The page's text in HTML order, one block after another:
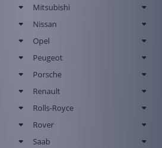
Mitsubishi
Nissan
Opel
Peugeot
Porsche
Renault
Rolls-Royce
Rover
Saab